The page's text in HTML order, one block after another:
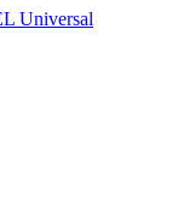
Universal